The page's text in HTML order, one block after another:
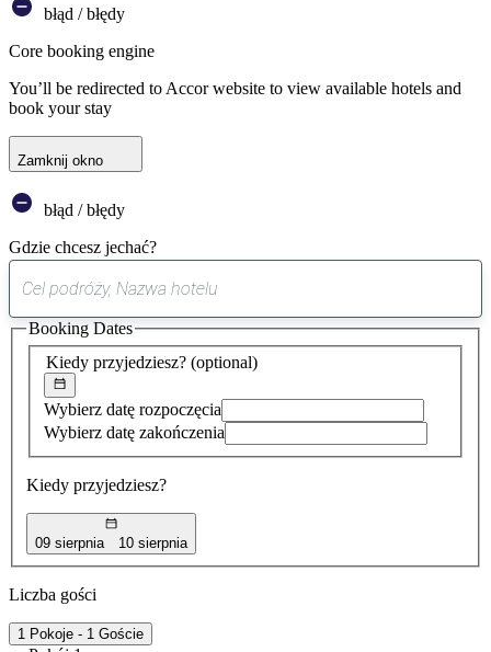
błąd / błędy
Core booking engine
You’ll be redirected to Accor website to view available hotels and
book your stay
Zamknij okno
błąd / błędy
Gdzie chcesz jechać?
sugestia
została
znaleziona
Kiedy przyjedziesz? (optional)
Wybierz datę rozpoczęcia
Wybierz datę zakończenia
Kiedy przyjedziesz?
09 sierpnia 10 sierpnia
Booking Dates
Liczba gości
1 Pokoje - 1 Goście